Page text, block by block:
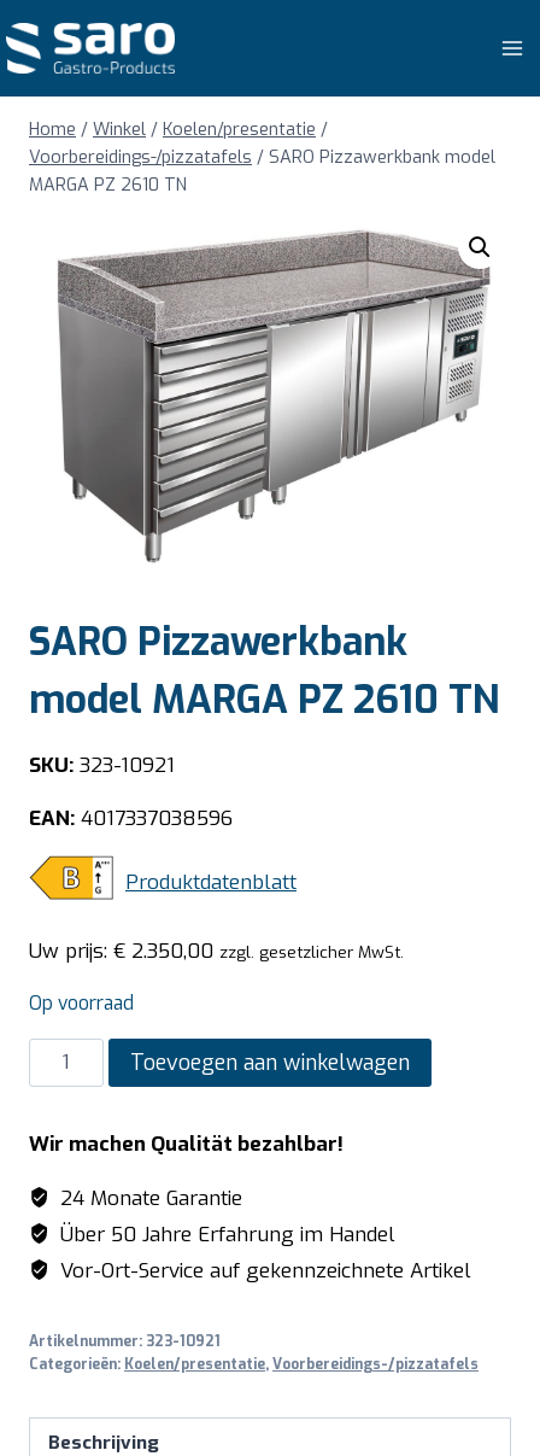
naar
inhoud
Home / Winkel / Koelen/presentatie /
Voorbereidings-/pizzatafels / SARO Pizzawerkbank model
MARGA PZ 2610 TN
SARO Pizzawerkbank
model MARGA PZ 2610 TN
SKU: 323-10921
EAN: 4017337038596
Produktdatenblatt
Uw prijs: € 2.350,00 zzgl. gesetzlicher MwSt.
Op voorraad
SARO
Pizzawerkbank
MARGA
PZ
2610
TN
aantal
Toevoegen aan winkelwagen
Wir machen Qualität bezahlbar!
24 Monate Garantie
Über 50 Jahre Erfahrung im Handel
Vor-Ort-Service auf gekennzeichnete Artikel
Artikelnummer: 323-10921
Categorieën: Koelen/presentatie,Voorbereidings-/pizzatafels
Beschrijving